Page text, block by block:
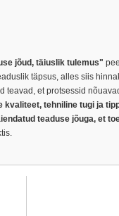
jõud, täiuslik tulemus"
täpsus, alles siis
et protsessid
kvaliteet, tehniline tugi ja
teaduse jõuga, et